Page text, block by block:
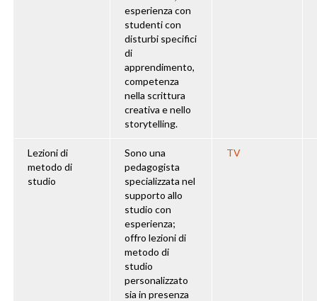
esperienza con
studenti con
disturbi specifici
di
apprendimento,
competenza
nella scrittura
creativa e nello
storytelling.
Lezioni di
metodo di
studio
Sono una
pedagogista
specializzata nel
supporto allo
studio con
esperienza;
offro lezioni di
metodo di
studio
personalizzato
sia in presenza
TV